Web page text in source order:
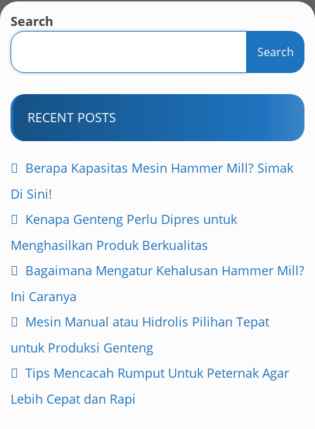
Search
Search
RECENT POSTS
Berapa Kapasitas Mesin Hammer Mill? Simak
Di Sini!
Kenapa Genteng Perlu Dipres untuk
Menghasilkan Produk Berkualitas
Bagaimana Mengatur Kehalusan Hammer Mill?
Ini Caranya
Mesin Manual atau Hidrolis Pilihan Tepat
untuk Produksi Genteng
Tips Mencacah Rumput Untuk Peternak Agar
Lebih Cepat dan Rapi